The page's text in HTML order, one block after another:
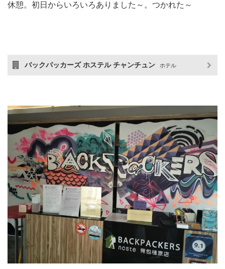
休憩。初日からいろいろありました～。つかれた～
バックパッカーズ ホステル チャンチュン ホテル